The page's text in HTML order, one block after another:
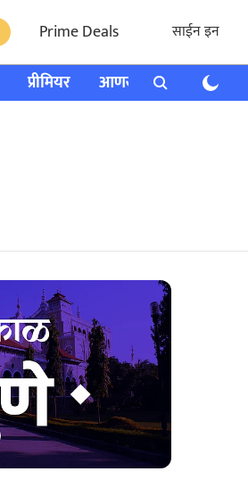
Prime Deals साईन इन
प्रीमियर आणखी राशी भविष्य